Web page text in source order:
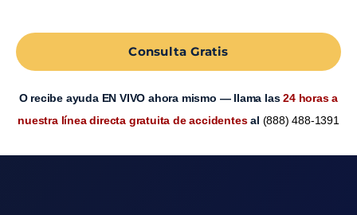
Consulta Gratis
O recibe ayuda EN VIVO ahora mismo — llama las24 horas a
nuestra línea directa gratuita de accidentesal (888) 488-1391